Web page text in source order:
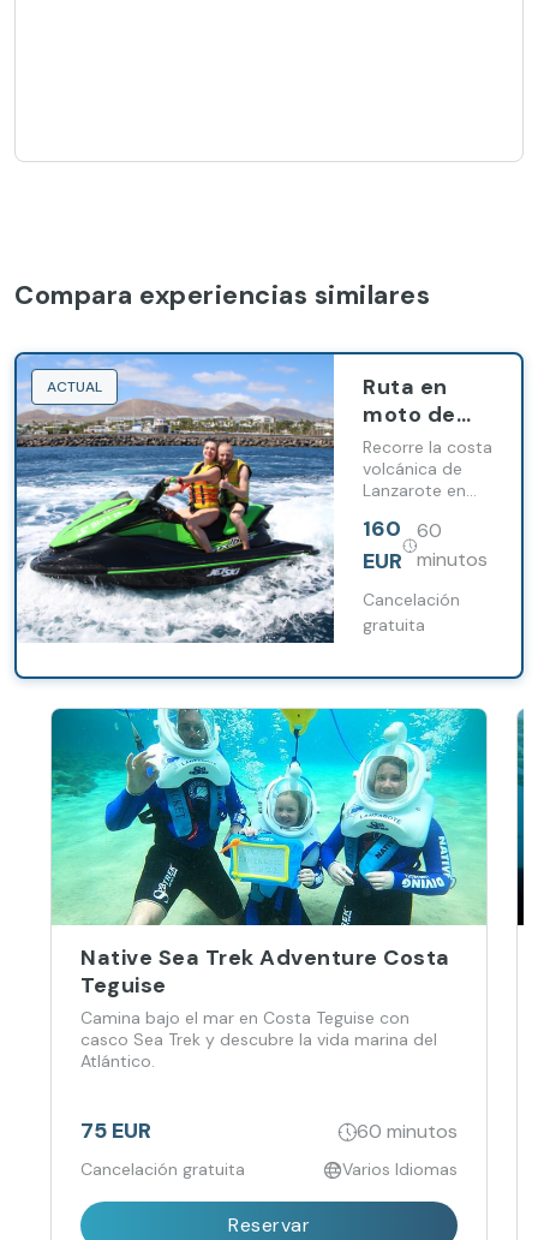
Compara experiencias similares
ACTUAL
Ruta en
moto de
agua a
Punta
Gorda
desde
Puerto del
Recorre la costa
volcánica de
Lanzarote en
hasta Punta
Gorda en una
desde Puerto
del Carmen.
160
EUR
60
minutos
Cancelación
gratuita
Native Sea Trek Adventure Costa
Teguise
Camina bajo el mar en Costa Teguise con
casco Sea Trek y descubre la vida marina del
Atlántico.
75 EUR 60 minutos
Cancelación gratuita Varios Idiomas
Reservar